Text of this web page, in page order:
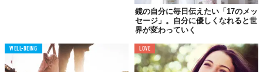
鏡の自分に毎日伝えたい「17のメッ
セージ」。自分に優しくなれると世
界が変わっていく
WELL-BEING LOVE